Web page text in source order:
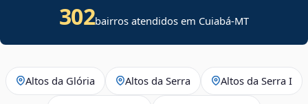
302bairros atendidos em Cuiabá-MT
Altos da Glória Altos da Serra Altos da Serra I